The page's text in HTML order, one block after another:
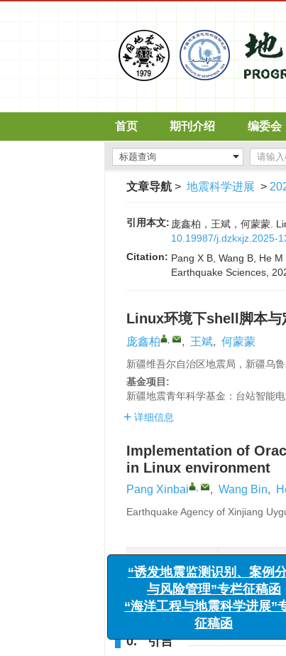
首页 期刊介绍 编委会
文章导航 > 地震科学进展 >
引用本文: 庞鑫柏，王斌，何蒙蒙.
10.19987/j.dzkxjz.2025-
Citation: Pang X B, Wang B, He
Earthquake Sciences,
Linux环境下shell脚本与
庞鑫柏 , , 王斌, 何蒙蒙
新疆维吾尔自治区地震局，新疆乌
基金项目:
新疆地震青年科学基金：台站智能
详细信息
Implementation of
in Linux environment
Pang Xinbai , , Wang Bin,
Earthquake Agency of Xinjiang
HTML全文
摘要
相关
0. 引言
“诱发地震监测识别
与风险管理”专栏
“海洋工程与地震科